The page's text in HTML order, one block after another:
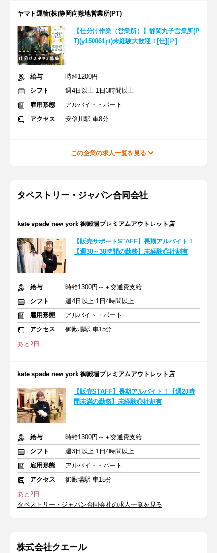
ヤマト運輸(株)静岡向敷地営業所(PT)
【仕分け作業（営業所）】静岡丸子営業所(P
T)(y150061pt)未経験大歓迎！[仕][Ｐ]
給与
時給1200円
シフト
週4日以上 1日3時間以上
雇用形態
アルバイト・パート
アクセス
安倍川駅 車8分
この企業の求人一覧を見る
タペストリー・ジャパン合同会社
kate spade new york 御殿場プレミアムアウトレット店
【販売サポートSTAFF】長期アルバイト！
【週30～38時間の勤務】未経験◎社割有
給与
時給1300円～＋交通費支給
シフト
週4日以上 1日4時間以上
雇用形態
アルバイト・パート
アクセス
御殿場駅 車15分
あと2日
kate spade new york 御殿場プレミアムアウトレット店
【販売STAFF】長期アルバイト！【週20時
間未満の勤務】未経験◎社割有
給与
時給1300円～＋交通費支給
シフト
週3日以上 1日4時間以上
雇用形態
アルバイト・パート
アクセス
御殿場駅 車15分
あと2日
タペストリー・ジャパン合同会社の求人一覧を見る
株式会社クエール